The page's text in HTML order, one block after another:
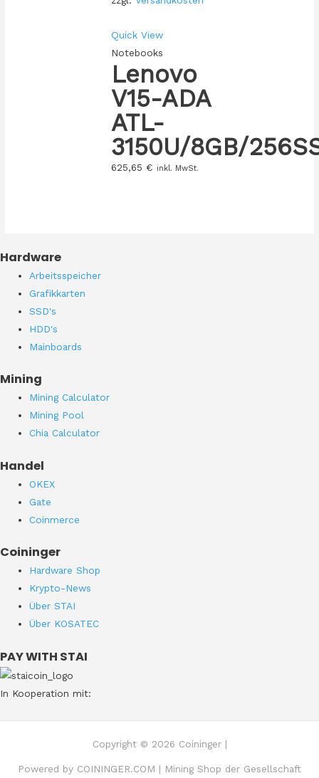
Quick View
Notebooks
Lenovo
V15-ADA
ATL-
3150U/8GB/
625,65 € inkl. MwSt.
Hardware
Arbeitsspeicher
Grafikkarten
SSD's
HDD's
Mainboards
Mining
Mining Calculator
Mining Pool
Chia Calculator
Handel
OKEX
Gate
Coinmerce
Coininger
Hardware Shop
Krypto-News
Über STAI
Über KOSATEC
PAY WITH STAI
In Kooperation mit:
Copyright © 2026 Coininger |
Powered by COININGER.COM | Mining Shop der Gesellschaft